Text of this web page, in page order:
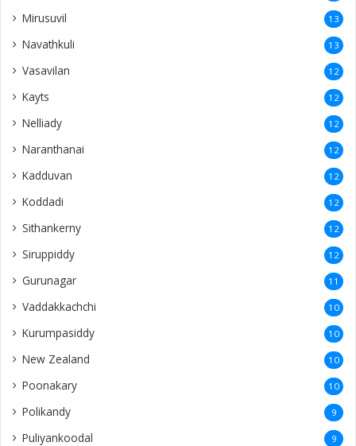
Mirusuvil 13
Navathkuli 13
Vasavilan 12
Kayts 12
Nelliady 12
Naranthanai 12
Kadduvan 12
Koddadi 12
Sithankerny 12
Siruppiddy 12
Gurunagar 11
Vaddakkachchi 10
Kurumpasiddy 10
New Zealand 10
Poonakary 10
Polikandy 9
Puliyankoodal 9